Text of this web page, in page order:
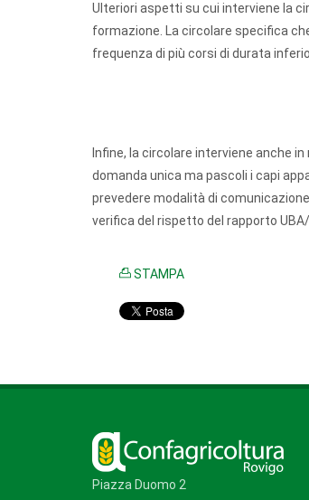
Ulteriori aspetti su cui interviene la
formazione. La circolare specifica
frequenza di più corsi di durata
Infine, la circolare interviene anche
domanda unica ma pascoli i capi
prevedere modalità di
verifica del rispetto del rapporto UBA/
STAMPA
Piazza Duomo 2